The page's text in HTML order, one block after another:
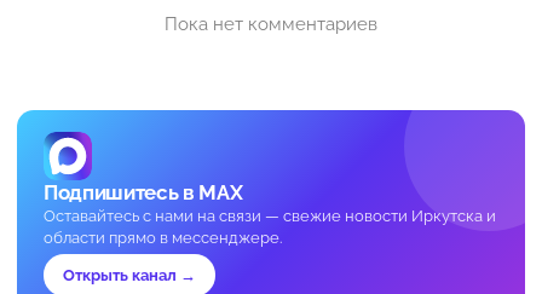
Пока нет комментариев
Подпишитесь в MAX
Оставайтесь с нами на связи — свежие новости Иркутска и
области прямо в мессенджере.
Открыть канал →